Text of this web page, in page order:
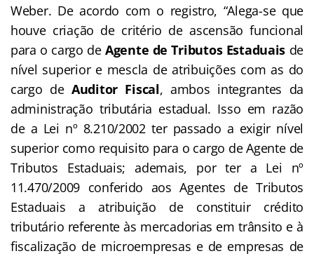
Weber. De acordo com o registro, “Alega-se que
houve criação de critério de ascensão funcional
para o cargo deAgente de Tributos Estaduais de
nível superior e mescla de atribuições com as do
cargo deAuditor Fiscal, ambos integrantes da
administração tributária estadual. Isso em razão
de a Lei nº 8.210/2002 ter passado a exigir nível
superior como requisito para o cargo de Agente de
Tributos Estaduais; ademais, por ter a Lei nº
11.470/2009 conferido aos Agentes de Tributos
Estaduais a atribuição de constituir crédito
tributário referente às mercadorias em trânsito e à
fiscalização de microempresas e de empresas de